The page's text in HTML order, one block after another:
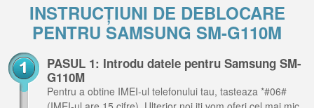
INSTRUCȚIUNI DE DEBLOCARE
PENTRU SAMSUNG SM-G110M
PASUL 1: Introdu datele pentru Samsung SM-
G110M
Pentru a obtine IMEI-ul telefonului tau, tasteaza *#06#